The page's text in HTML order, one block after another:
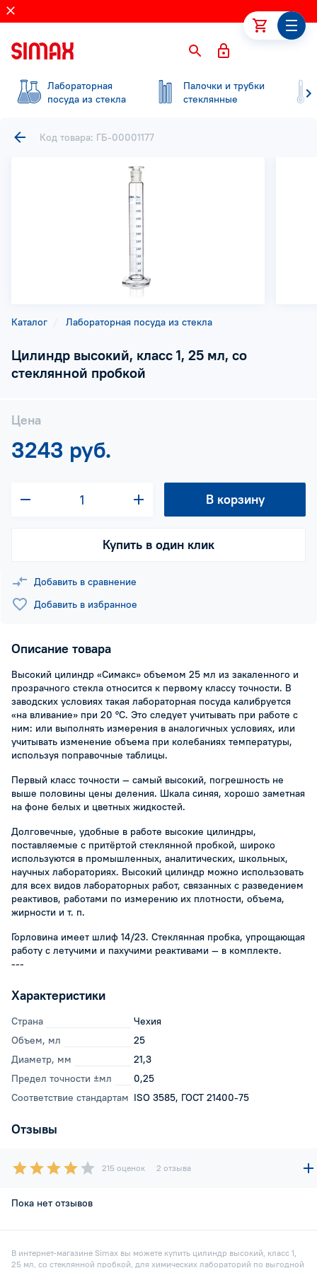
Лабораторная
посуда из стекла
Палочки и трубки
стеклянные
Каталог Лабораторная посуда из стекла
Цилиндр высокий, класс 1, 25 мл, со
стеклянной пробкой
Цена
3243 руб.
В корзину
Купить в один клик
Добавить в сравнение
Добавить в избранное
Описание товара
Высокий цилиндр «Симакс» объемом 25 мл из закаленного и
прозрачного стекла относится к первому классу точности. В
заводских условиях такая лабораторная посуда калибруется
«на вливание» при 20 °С. Это следует учитывать при работе с
ним: или выполнять измерения в аналогичных условиях, или
учитывать изменение объема при колебаниях температуры,
используя поправочные таблицы.
Первый класс точности — самый высокий, погрешность не
выше половины цены деления. Шкала синяя, хорошо заметная
на фоне белых и цветных жидкостей.
Долговечные, удобные в работе высокие цилиндры,
поставляемые с притёртой стеклянной пробкой, широко
используются в промышленных, аналитических, школьных,
научных лабораториях. Высокий цилиндр можно использовать
для всех видов лабораторных работ, связанных с разведением
реактивов, работами по измерению их плотности, объема,
жирности и т. п.
Горловина имеет шлиф 14/23. Стеклянная пробка, упрощающая
работу с летучими и пахучими реактивами — в комплекте.
---
Характеристики
Страна
Чехия
Объем, мл
25
Диаметр, мм
21,3
Предел точности ±мл
0,25
Соответствие стандартам ISO 3585, ГОСТ 21400-75
Отзывы
215 оценок 2 отзыва
Пока нет отзывов
Код товара: ГБ-00001177
В интернет-магазине Simax вы можете купить цилиндр высокий, класс 1,
25 мл, со стеклянной пробкой, для химических лабораторий по выгодной